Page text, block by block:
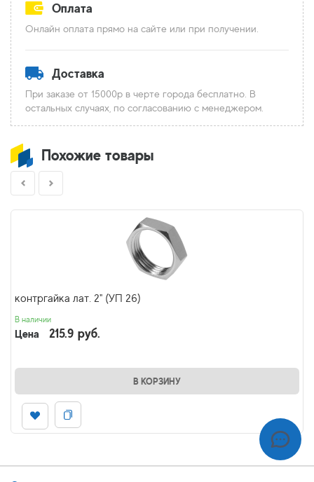
Оплата
Онлайн оплата прямо на сайте или при получении.
Доставка
При заказе от 15000р в черте города бесплатно. В
остальных случаях, по согласованию с менеджером.
Похожие товары
контргайка лат. 2" (УП 26)
В наличии
Цена 215.9 руб.
В КОРЗИНУ